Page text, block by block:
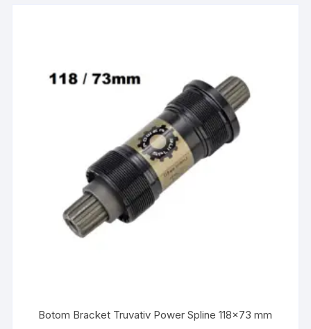
Botom Bracket Truvativ Power Spline 118×73 mm